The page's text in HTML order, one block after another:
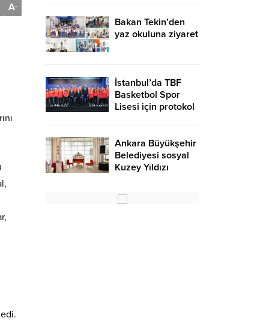
A-
Bakan Tekin’den
yaz okuluna ziyaret
İstanbul’da TBF
Basketbol Spor
Lisesi için protokol
Ankara Büyükşehir
Belediyesi sosyal
Kuzey Yıldızı